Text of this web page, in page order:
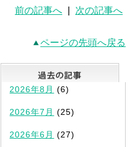
前の記事へ 次の記事へ
ページの先頭へ戻る
最新記事一覧
2026年8月 (6)
2026年7月 (25)
2026年6月 (27)